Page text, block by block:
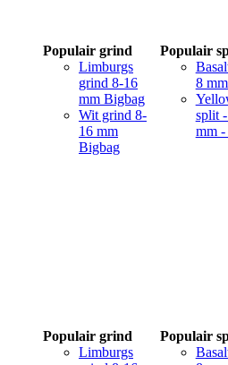
Populair grind
Limburgs
grind 8-16
mm Bigbag
Wit grind 8-
16 mm
Bigbag
Populair
8
split
mm
Populair grind
Limburgs
Populair